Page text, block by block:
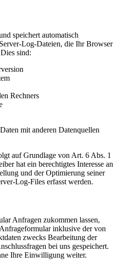
speichert automatisch
Log-Dateien, die Ihr Browser
sind:
Rechners
mit anderen Datenquellen
auf Grundlage von Art. 6 Abs. 1
hat ein berechtigtes Interesse an
und der Optimierung seiner
Log-Files erfasst werden.
Anfragen zukommen lassen,
inklusive der von
zwecks Bearbeitung der
bei uns gespeichert.
Ihre Einwilligung weiter.